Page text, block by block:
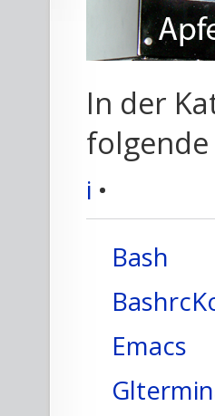
In der
i •
Bash
Emacs